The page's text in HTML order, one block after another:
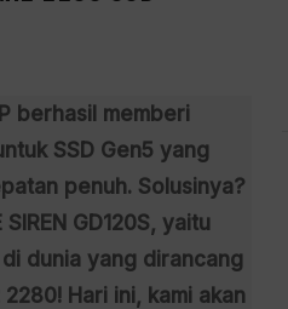
berhasil memberi
SSD Gen5 yang
penuh. Solusinya?
GD120S, yaitu
dunia yang dirancang
2280! Hari ini, kami akan